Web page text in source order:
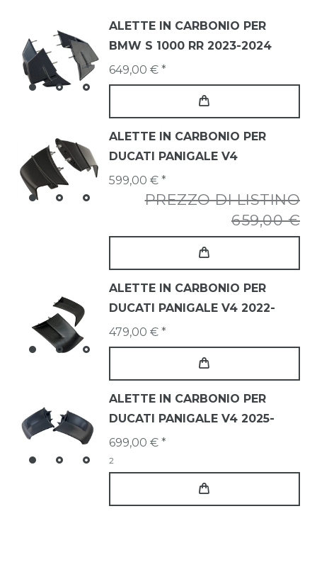
ALETTE IN CARBONIO PER
BMW S 1000 RR 2023-2024
649,00 € *
ALETTE IN CARBONIO PER
DUCATI PANIGALE V4
PREZZO DI LISTINO
659,00 €
599,00 € *
ALETTE IN CARBONIO PER
DUCATI PANIGALE V4 2022-
479,00 € *
ALETTE IN CARBONIO PER
DUCATI PANIGALE V4 2025-
699,00 € *
2